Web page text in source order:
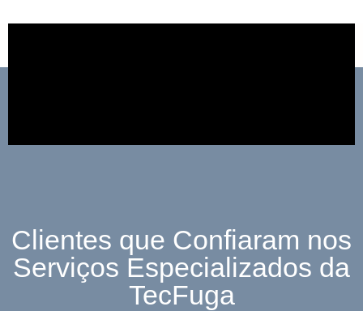
Clientes que Confiaram nos
Serviços Especializados da
TecFuga